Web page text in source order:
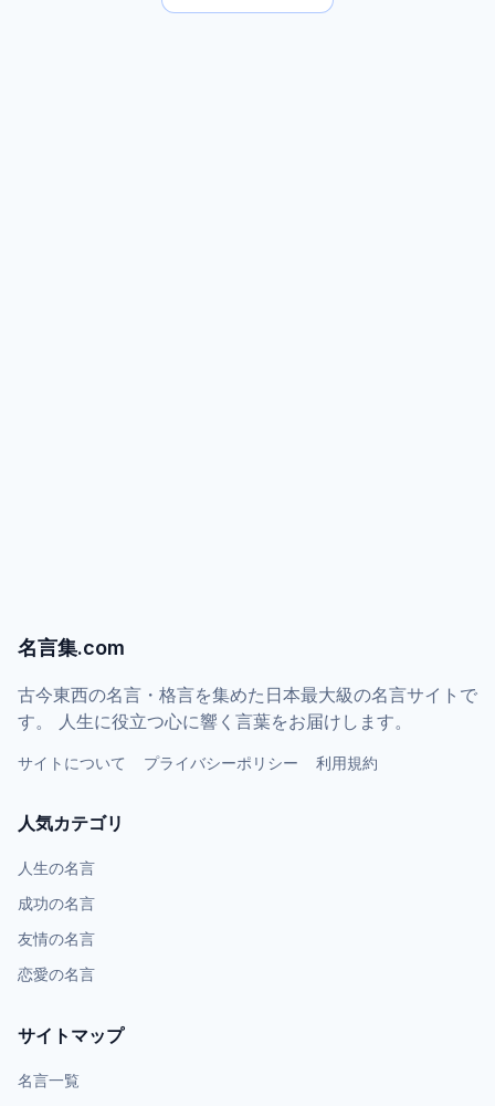
名言集.com
古今東西の名言・格言を集めた日本最大級の名言サイトで
す。 人生に役立つ心に響く言葉をお届けします。
サイトについて プライバシーポリシー 利用規約
人気カテゴリ
人生の名言
成功の名言
友情の名言
恋愛の名言
サイトマップ
名言一覧